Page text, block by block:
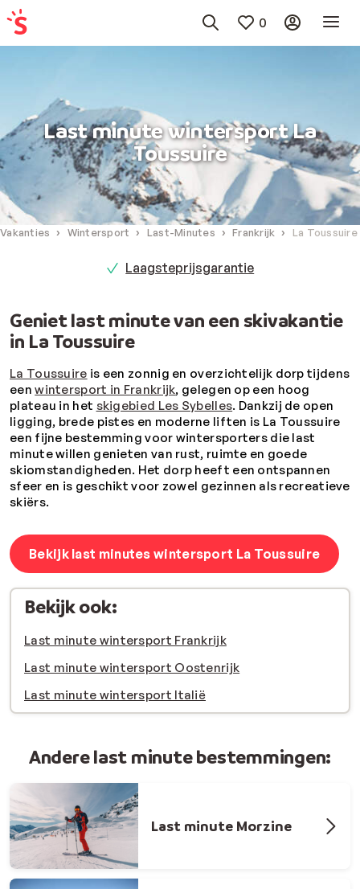
0
Last minute wintersport La
Toussuire
Vakanties Wintersport Last-Minutes Frankrijk La Toussuire
Laagsteprijsgarantie
Geniet last minute van een skivakantie
in La Toussuire
La Toussuire is een zonnig en overzichtelijk dorp tijdens
eenwintersport in Frankrijk, gelegen op een hoog
plateau in het skigebied Les Sybelles. Dankzij de open
ligging, brede pistes en moderne liften is La Toussuire
een fijne bestemming voor wintersporters die last
minute willen genieten van rust, ruimte en goede
skiomstandigheden. Het dorp heeft een ontspannen
sfeer en is geschikt voor zowel gezinnen als recreatieve
skiërs.
Bekijk last minutes wintersport La Toussuire
Bekijk ook:
Last minute wintersport Frankrijk
Last minute wintersport Oostenrijk
Last minute wintersport Italië
Andere last minute bestemmingen:
Last minute Morzine